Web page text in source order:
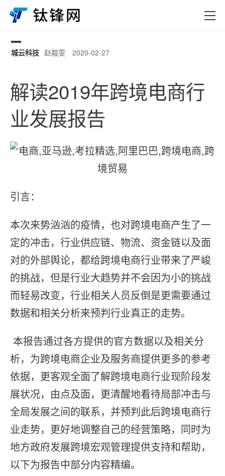
城云科技 赵靓雯 2020-02-27
解读2019年跨境电商行
业发展报告
引言：
本次来势汹汹的疫情，也对跨境电商产生了一
定的冲击，行业供应链、物流、资金链以及面
对的外部舆论，都给跨境电商行业带来了严峻
的挑战，但是行业大趋势并不会因为小的挑战
而轻易改变，行业相关人员反倒是更需要通过
数据和相关分析来预判行业真正的走势。
本报告通过各方提供的官方数据以及相关分
析，为跨境电商企业及服务商提供更多的参考
依据，更客观全面了解跨境电商行业现阶段发
展状况，由点及面，更清醒地看待局部冲击与
全局发展之间的联系，并预判此后跨境电商行
业走势，更好地调整自己的经营策略，同时为
地方政府发展跨境宏观管理提供支持和帮助，
以下为报告中部分内容精编。